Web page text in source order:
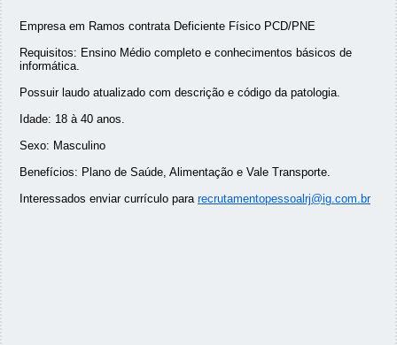
Empresa em Ramos contrata Deficiente Físico PCD/PNE
Requisitos: Ensino Médio completo e conhecimentos básicos de
informática.
Possuir laudo atualizado com descrição e código da patologia.
Idade: 18 à 40 anos.
Sexo: Masculino
Benefícios: Plano de Saúde, Alimentação e Vale Transporte.
Interessados enviar currículo para recrutamentopessoalrj@ig.com.br